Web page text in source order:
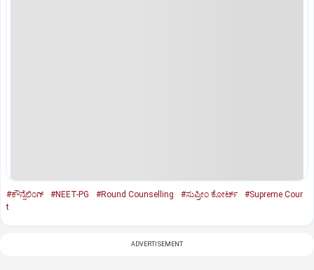
#ಕೌನ್ಸೆಲಿಂಗ್‌ #NEET-PG #Round Counselling #ಸುಪ್ರೀಂ ಕೋರ್ಟ್‌
#Supreme Cour
t
ADVERTISEMENT